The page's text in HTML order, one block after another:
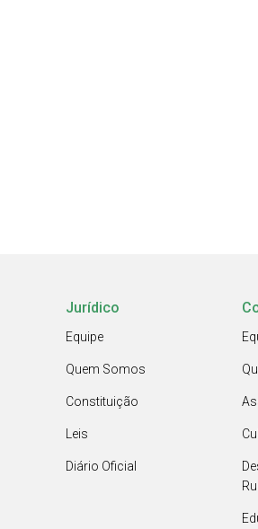
Jurídico
Equipe
Quem Somos
Constituição
Leis
Diário Oficial